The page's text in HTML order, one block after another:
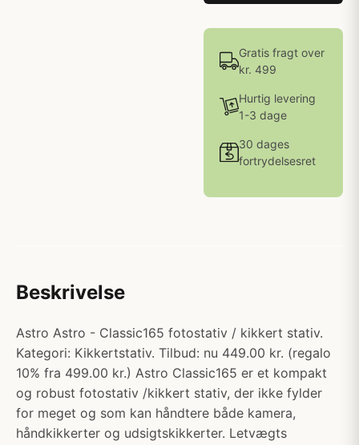
Gratis fragt over
kr. 499
Hurtig levering
1-3 dage
30 dages
fortrydelsesret
Beskrivelse
Astro Astro - Classic165 fotostativ / kikkert stativ.
Kategori: Kikkertstativ. Tilbud: nu 449.00 kr. (regalo
10% fra 499.00 kr.) Astro Classic165 er et kompakt
og robust fotostativ /kikkert stativ, der ikke fylder
for meget og som kan håndtere både kamera,
håndkikkerter og udsigtskikkerter. Letvægts